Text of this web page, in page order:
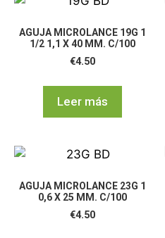
AGUJA MICROLANCE 19G 1
1/2 1,1 X 40 MM. C/100
€4.50
Leer más
AGUJA MICROLANCE 23G 1
0,6 X 25 MM. C/100
€4.50